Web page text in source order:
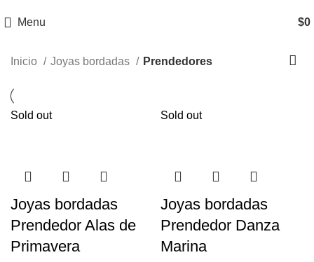
Menu $0
Inicio Joyas bordadas Prendedores
Sold out
Joyas bordadas
Prendedor Alas de
Primavera
Sold out
Joyas bordadas
Prendedor Danza
Marina